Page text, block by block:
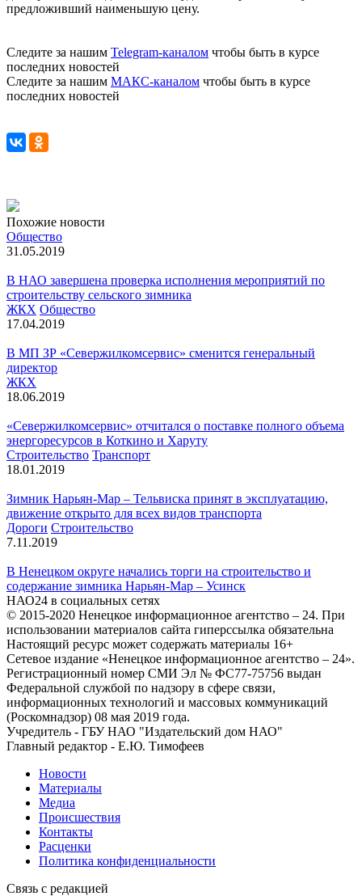
предложивший наименьшую цену.
Следите за нашим Telegram-каналом чтобы быть в курсе
последних новостей
Следите за нашим МАКС-каналом чтобы быть в курсе
последних новостей
Похожие новости
Общество
31.05.2019
В НАО завершена проверка исполнения мероприятий по
строительству сельского зимника
ЖКХ Общество
17.04.2019
В МП ЗР «Севержилкомсервис» сменится генеральный
директор
ЖКХ
18.06.2019
«Севержилкомсервис» отчитался о поставке полного объема
энергоресурсов в Коткино и Харуту
Строительство Транспорт
18.01.2019
Зимник Нарьян-Мар – Тельвиска принят в эксплуатацию,
движение открыто для всех видов транспорта
Дороги Строительство
7.11.2019
В Ненецком округе начались торги на строительство и
содержание зимника Нарьян-Мар – Усинск
НАО24 в социальных сетях
© 2015-2020 Ненецкое информационное агентство – 24. При
использовании материалов сайта гиперссылка обязательна
Настоящий ресурс может содержать материалы 16+
Сетевое издание «Ненецкое информационное агентство – 24».
Регистрационный номер СМИ Эл № ФС77-75756 выдан
Федеральной службой по надзору в сфере связи,
информационных технологий и массовых коммуникаций
(Роскомнадзор) 08 мая 2019 года.
Учредитель - ГБУ НАО "Издательский дом НАО"
Главный редактор - Е.Ю. Тимофеев
Новости
Материалы
Медиа
Происшествия
Контакты
Расценки
Политика конфиденциальности
Связь с редакцией